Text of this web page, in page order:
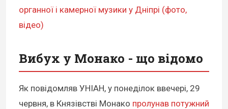
органної і камерної музики у Дніпрі (фото,
відео)
Вибух у Монако - що відомо
Як повідомляв УНІАН, у понеділок ввечері, 29
червня, в Князівстві Монако пролунав потужний